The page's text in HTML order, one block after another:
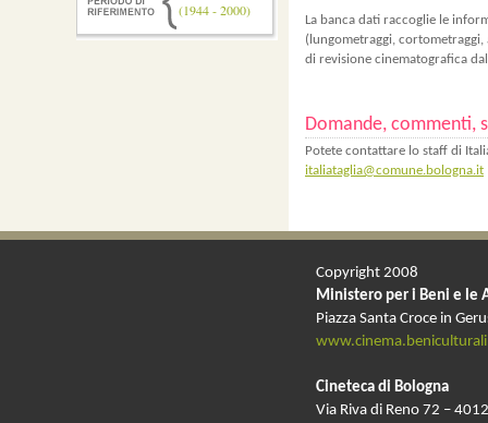
La banca dati raccoglie le
(lungometraggi,
di revisione cinematografica
Domande, commenti,
Potete contattare lo staff di
italiataglia@comune.bologna.it
(1944 - 2000)
Copyright 2008
Ministero per i Beni e le
Piazza Santa Croce in
Cineteca di Bologna
Via Riva di Reno 72 –